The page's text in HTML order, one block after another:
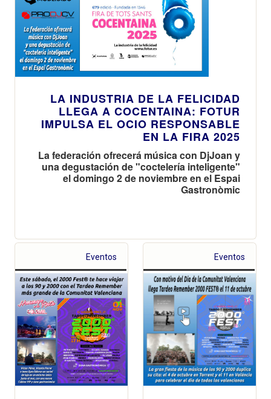
LA INDUSTRIA DE LA FELICIDAD
LLEGA A COCENTAINA: FOTUR
IMPULSA EL OCIO RESPONSABLE
EN LA FIRA 2025
La federación ofrecerá música con DjJoan y
una degustación de "coctelería inteligente"
el domingo 2 de noviembre en el Espai
Gastronòmic
Eventos Eventos